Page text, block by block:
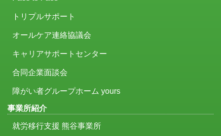
トリプルサポート
オールケア連絡協議会
キャリアサポートセンター
合同企業面談会
障がい者グループホーム yours
事業所紹介
就労移行支援 熊谷事業所